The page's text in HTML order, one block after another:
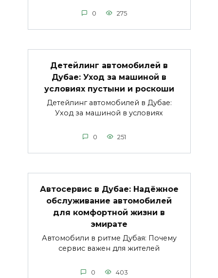
0 275
Детейлинг автомобилей в
Дубае: Уход за машиной в
условиях пустыни и роскоши
Детейлинг автомобилей в Дубае:
Уход за машиной в условиях
0 251
Автосервис в Дубае: Надёжное
обслуживание автомобилей
для комфортной жизни в
эмирате
Автомобили в ритме Дубая: Почему
сервис важен для жителей
0 403